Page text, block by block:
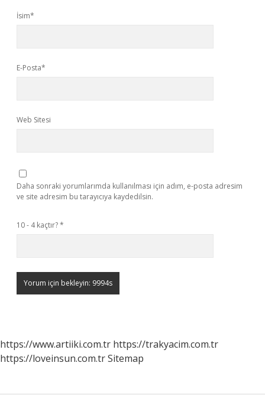
İsim*
E-Posta*
Web Sitesi
Daha sonraki yorumlarımda kullanılması için adım, e-posta adresim
ve site adresim bu tarayıcıya kaydedilsin.
10 - 4 kaçtır?*
https://www.artiiki.com.tr https://trakyacim.com.tr
https://loveinsun.com.trSitemap